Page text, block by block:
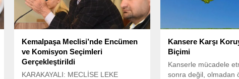
Kemalpaşa Meclisi’nde Encümen
ve Komisyon Seçimleri
Gerçekleştirildi
KARAKAYALI: MECLİSE LEKE
Kansere Karşı
Biçimi
Kanserle mücadele
sonra değil, olmadan